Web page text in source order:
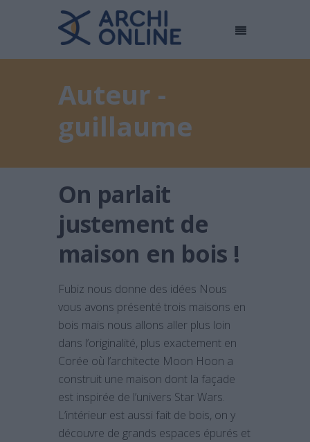
Auteur -
guillaume
On parlait
justement de
maison en bois !
Fubiz nous donne des idées Nous
vous avons présenté trois maisons en
bois mais nous allons aller plus loin
dans l’originalité, plus exactement en
Corée où l’architecte Moon Hoon a
construit une maison dont la façade
est inspirée de l’univers Star Wars.
L’intérieur est aussi fait de bois, on y
découvre de grands espaces épurés et